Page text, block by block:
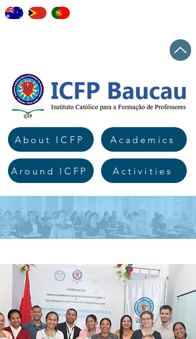
About ICFP Academics
Around ICFP Activities